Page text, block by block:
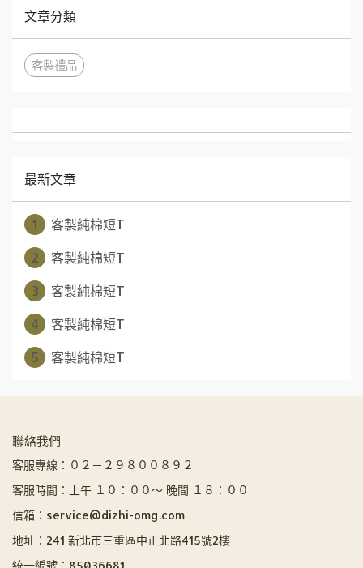
文章分類
客製禮品
最新文章
1
客製純棉短T
2
客製純棉短T
3
客製純棉短T
4
客製純棉短T
5
客製純棉短T
聯絡我們
客服專線：０２－２９８００８９２
客服時間：上午 １０：００～ 晚間 １８：００
信箱：service@dizhi-omg.com
地址：241 新北市三重區中正北路415號2樓
統一編號：85036681